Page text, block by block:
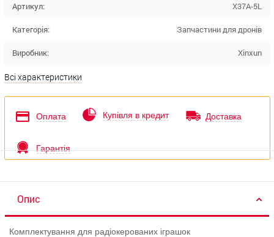
Артикул: X37A-5L
Категорія: Запчастини для дронів
Виробник: Xinxun
Всі характеристики
Оплата Купівля в кредит Доставка
Гарантія
Опис
Комплектування для радіокерованих іграшок